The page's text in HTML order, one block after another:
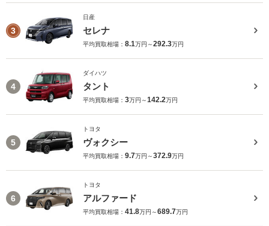
3
日産
セレナ
平均買取相場： 8.1万円～292.3万円
4
ダイハツ
タント
平均買取相場： 3万円～142.2万円
5
トヨタ
ヴォクシー
平均買取相場： 9.7万円～372.9万円
6
トヨタ
アルファード
平均買取相場： 41.8万円～689.7万円